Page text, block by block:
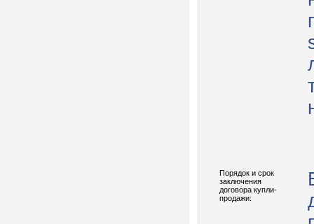
Порядок и срок
заключения
договора купли-
продажи: